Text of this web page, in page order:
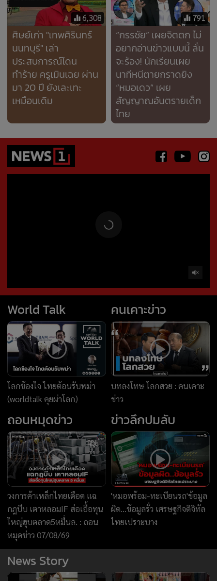
Error loading media: File could not be played
ถอนหมุดข่าว
วงการค้าเหล็กไทยเดือด แฉ
กฎบีบ เตาหลอมIF ส่อเอื้อทุน
ใหญ่ฮุบตลาด5หมื่นล. : ถอน
หมุดข่าว 07/08/69
ข่าวลึกปมลับ
'หมอพร้อม-ทะเบียนรถ'ข้อมูล
ผิด...ข้อมูลรั่ว เศรษฐกิจดิจิทัล
ไทยเปราะบาง
News Story
แพ้เสียงในหัว เบื้องหลังชุดนางสิบสอง
News Hour